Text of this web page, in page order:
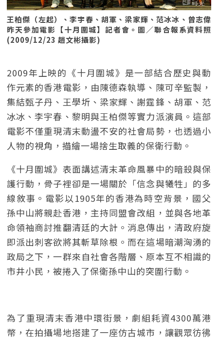
王柏傑（左起）、李宇春、胡軍、梁家輝、范冰冰、曾志偉
昨天參加電影【十月圍城】記者會。圖／聯合報系資料照
(2009/12/23 趙文彬攝影)
2009年上映的《十月圍城》是一部結合歷史與動
作元素的香港電影，由陳德森執導、陳可辛監製，
集結甄子丹、王學圻、梁家輝、謝霆鋒、胡軍、范
冰冰、李宇春、黎明與王柏傑等實力派演員。這部
電影不僅重現清末動盪不安的社會局勢，也透過小
人物的視角，描繪一場捨生取義的保衛行動。
《十月圍城》表面講述清末革命風暴中的暗殺與保
護行動，骨子裡卻是一場關於「信念與犧牲」的多
線敘事。電影以1905年的香港為時空背景，國父
孫中山將親赴香港，主持同盟會改組，並與各地革
命領袖商討推翻清廷的大計。消息傳出，清政府旋
即派出刺客欲將其斬草除根。而在這場暗潮洶湧的
政局之下，一群來自社會各階層、原本互不相識的
市井小民，被捲入了保衛孫中山的突圍行動。
為了重現清末香港中環街景，劇組耗資4300萬港
幣，在拍攝場地搭建了一座仿古城市，讓觀眾彷彿